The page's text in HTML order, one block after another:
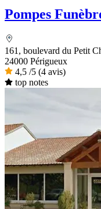
Pompes
161, boulevard du Petit
24000 Périgueux
4,5 /5 (4 avis)
top notes